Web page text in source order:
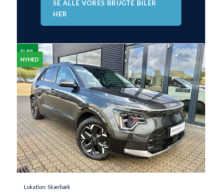
SE ALLE VORES BRUGTE BILER
HER
ELBIL
NYHED
Lokation: Skærbæk